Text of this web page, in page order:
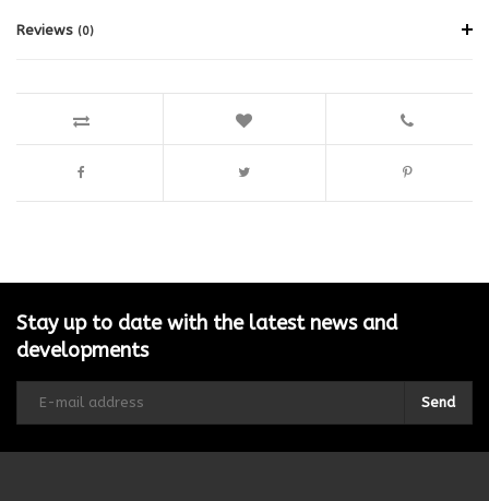
Reviews (0)
Stay up to date with the latest news and
developments
Send